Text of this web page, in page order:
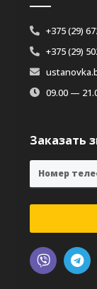
+375 (29)
+375 (29)
09.00 —
Заказать